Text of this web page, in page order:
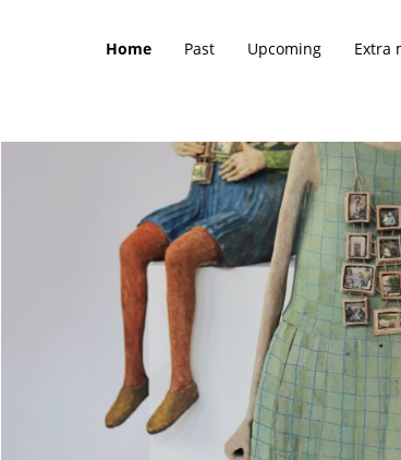
Home Past Upcoming Extra